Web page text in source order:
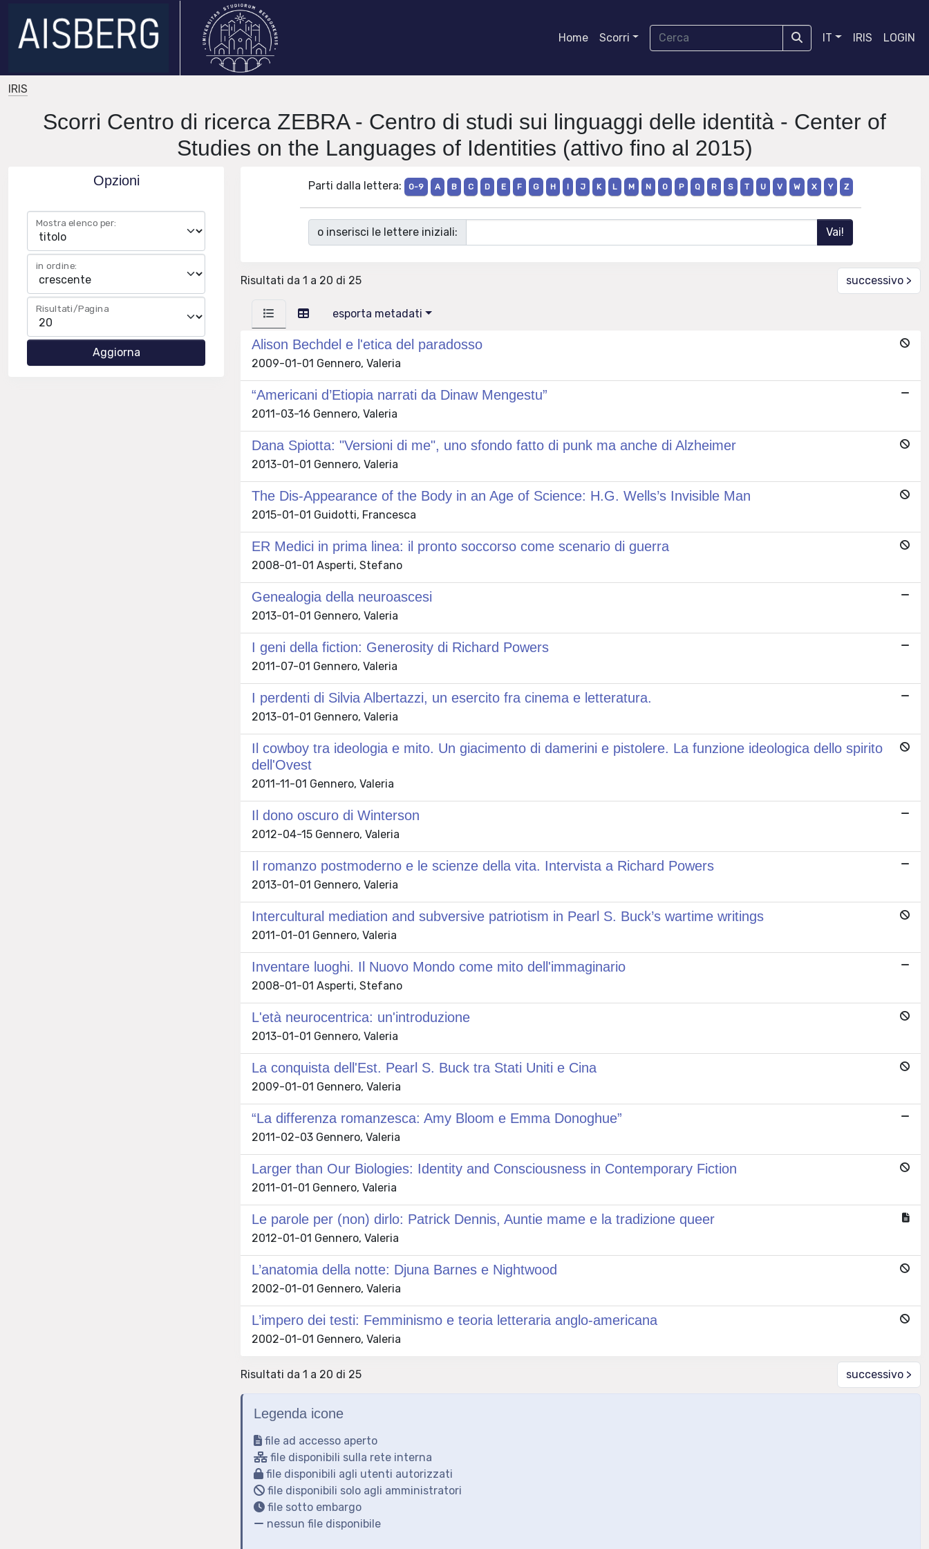
Home Scorri IT IRIS LOGIN
IRIS
Scorri Centro di ricerca ZEBRA - Centro di studi sui linguaggi delle identità - Center of
Studies on the Languages of Identities (attivo fino al 2015)
Opzioni
Mostra elenco per:
in ordine:
Risultati/Pagina
Parti dalla lettera: 0-9 A B C D E F G H I J K L M N O P Q R S T U V W X Y Z
o inserisci le lettere iniziali:
Risultati da 1 a 20 di 25 successivo >
esporta metadati
Alison Bechdel e l'etica del paradosso
2009-01-01 Gennero, Valeria
“Americani d’Etiopia narrati da Dinaw Mengestu”
2011-03-16 Gennero, Valeria
Dana Spiotta: "Versioni di me", uno sfondo fatto di punk ma anche di Alzheimer
2013-01-01 Gennero, Valeria
The Dis-Appearance of the Body in an Age of Science: H.G. Wells’s Invisible Man
2015-01-01 Guidotti, Francesca
ER Medici in prima linea: il pronto soccorso come scenario di guerra
2008-01-01 Asperti, Stefano
Genealogia della neuroascesi
2013-01-01 Gennero, Valeria
I geni della fiction: Generosity di Richard Powers
2011-07-01 Gennero, Valeria
I perdenti di Silvia Albertazzi, un esercito fra cinema e letteratura.
2013-01-01 Gennero, Valeria
Il cowboy tra ideologia e mito. Un giacimento di damerini e pistolere. La funzione ideologica dello spirito
dell'Ovest
2011-11-01 Gennero, Valeria
Il dono oscuro di Winterson
2012-04-15 Gennero, Valeria
Il romanzo postmoderno e le scienze della vita. Intervista a Richard Powers
2013-01-01 Gennero, Valeria
Intercultural mediation and subversive patriotism in Pearl S. Buck’s wartime writings
2011-01-01 Gennero, Valeria
Inventare luoghi. Il Nuovo Mondo come mito dell'immaginario
2008-01-01 Asperti, Stefano
L'età neurocentrica: un'introduzione
2013-01-01 Gennero, Valeria
La conquista dell'Est. Pearl S. Buck tra Stati Uniti e Cina
2009-01-01 Gennero, Valeria
“La differenza romanzesca: Amy Bloom e Emma Donoghue”
2011-02-03 Gennero, Valeria
Larger than Our Biologies: Identity and Consciousness in Contemporary Fiction
2011-01-01 Gennero, Valeria
Le parole per (non) dirlo: Patrick Dennis, Auntie mame e la tradizione queer
2012-01-01 Gennero, Valeria
L’anatomia della notte: Djuna Barnes e Nightwood
2002-01-01 Gennero, Valeria
L’impero dei testi: Femminismo e teoria letteraria anglo-americana
2002-01-01 Gennero, Valeria
Risultati da 1 a 20 di 25 successivo >
Legenda icone
file ad accesso aperto
file disponibili sulla rete interna
file disponibili agli utenti autorizzati
file disponibili solo agli amministratori
file sotto embargo
nessun file disponibile